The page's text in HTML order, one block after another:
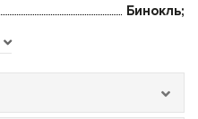
Бинокль;